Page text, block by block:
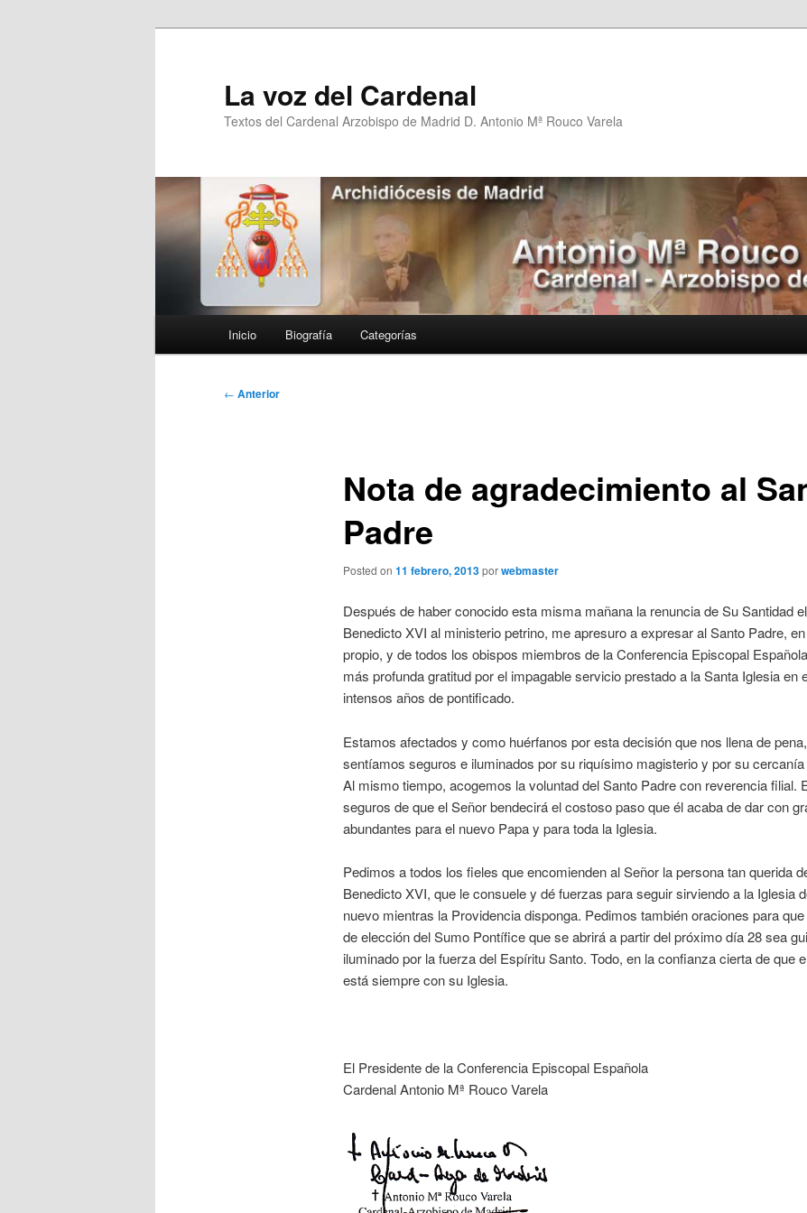
La voz del Cardenal
Textos del Cardenal Arzobispo de Madrid D. Antonio Mª Rouco Varela
Inicio Biografía Categorías
Navegación
← Anterior
Nota de agradecimiento al
Padre
Posted on 11 febrero, 2013porwebmaster
Después de haber conocido esta misma mañana la renuncia de Su Santidad
Benedicto XVI al ministerio petrino, me apresuro a expresar al Santo Padre,
propio, y de todos los obispos miembros de la Conferencia Episcopal
más profunda gratitud por el impagable servicio prestado a la Santa Iglesia en
intensos años de pontificado.
Estamos afectados y como huérfanos por esta decisión que nos llena de
sentíamos seguros e iluminados por su riquísimo magisterio y por su cercanía
Al mismo tiempo, acogemos la voluntad del Santo Padre con reverencia filial.
seguros de que el Señor bendecirá el costoso paso que él acaba de dar con
abundantes para el nuevo Papa y para toda la Iglesia.
Pedimos a todos los fieles que encomienden al Señor la persona tan querida
Benedicto XVI, que le consuele y dé fuerzas para seguir sirviendo a la Iglesia
nuevo mientras la Providencia disponga. Pedimos también oraciones para
de elección del Sumo Pontífice que se abrirá a partir del próximo día 28 sea
iluminado por la fuerza del Espíritu Santo. Todo, en la confianza cierta de que
está siempre con su Iglesia.
El Presidente de la Conferencia Episcopal Española
Cardenal Antonio Mª Rouco Varela